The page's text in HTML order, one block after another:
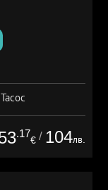
.17
€ / 104лв.